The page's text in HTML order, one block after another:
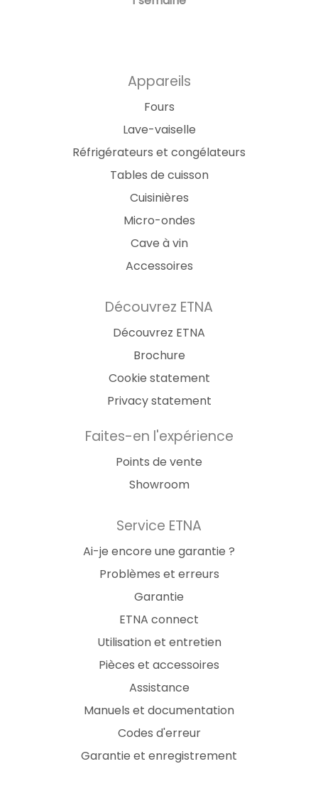
Appareils
Fours
Lave-vaiselle
Réfrigérateurs et congélateurs
Tables de cuisson
Cuisinières
Micro-ondes
Cave à vin
Accessoires
Découvrez ETNA
Découvrez ETNA
Brochure
Cookie statement
Privacy statement
Faites-en l'expérience
Points de vente
Showroom
Service ETNA
Ai-je encore une garantie ?
Problèmes et erreurs
Garantie
ETNA connect
Utilisation et entretien
Pièces et accessoires
Assistance
Manuels et documentation
Codes d'erreur
Garantie et enregistrement